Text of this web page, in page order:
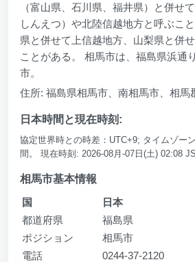
（富山県、石川県、福井県）と併せ
しんえつ）や北陸信越地方と呼ぶこ
県と併せて上信越地方、山梨県と併
ことがある。 相馬市は、福島県浜通
市。
住所: 福島県相馬市、南相馬市、相馬
日本時間と現在時刻:
協定世界時との時差：UTC+9; タイムゾー
間。 現在時刻: 2026-08月-07日(土) 02:08
相馬市基本情報
国
日本
都道府県
福島県
ポジション
相馬市
電話
0244-37-2120